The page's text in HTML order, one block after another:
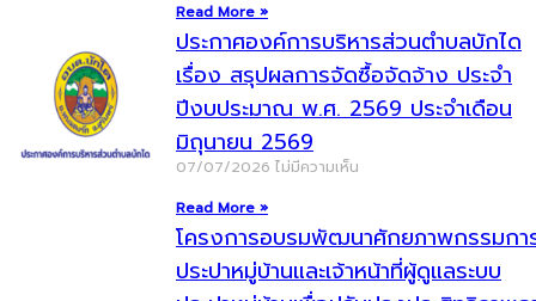
Read More »
ประกาศองค์การบริหารส่วนตำบลบักได
เรื่อง สรุปผลการจัดซื้อจัดจ้าง ประจำ
ปีงบประมาณ พ.ศ. 2569 ประจำเดือน
มิถุนายน 2569
07/07/2026 ไม่มีความเห็น
Read More »
โครงการอบรมพัฒนาศักยภาพกรรมกา
ประปาหมู่บ้านและเจ้าหน้าที่ผู้ดูแลระบบ